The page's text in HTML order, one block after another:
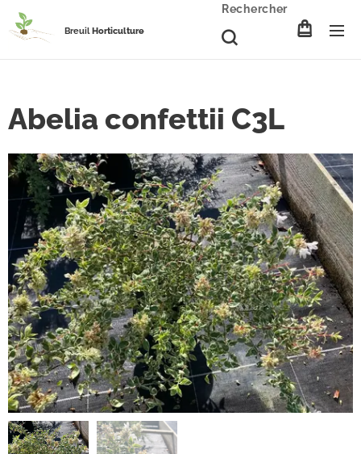
BreuilHorticulture
Rechercher
Abelia confettii C3L